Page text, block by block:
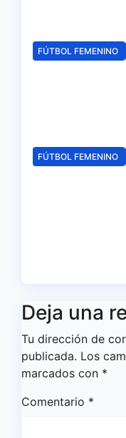
FÚTBOL FEMENINO
FÚTBOL FEMENINO
Deja una
Tu dirección de
publicada. Los
marcados con *
Comentario *